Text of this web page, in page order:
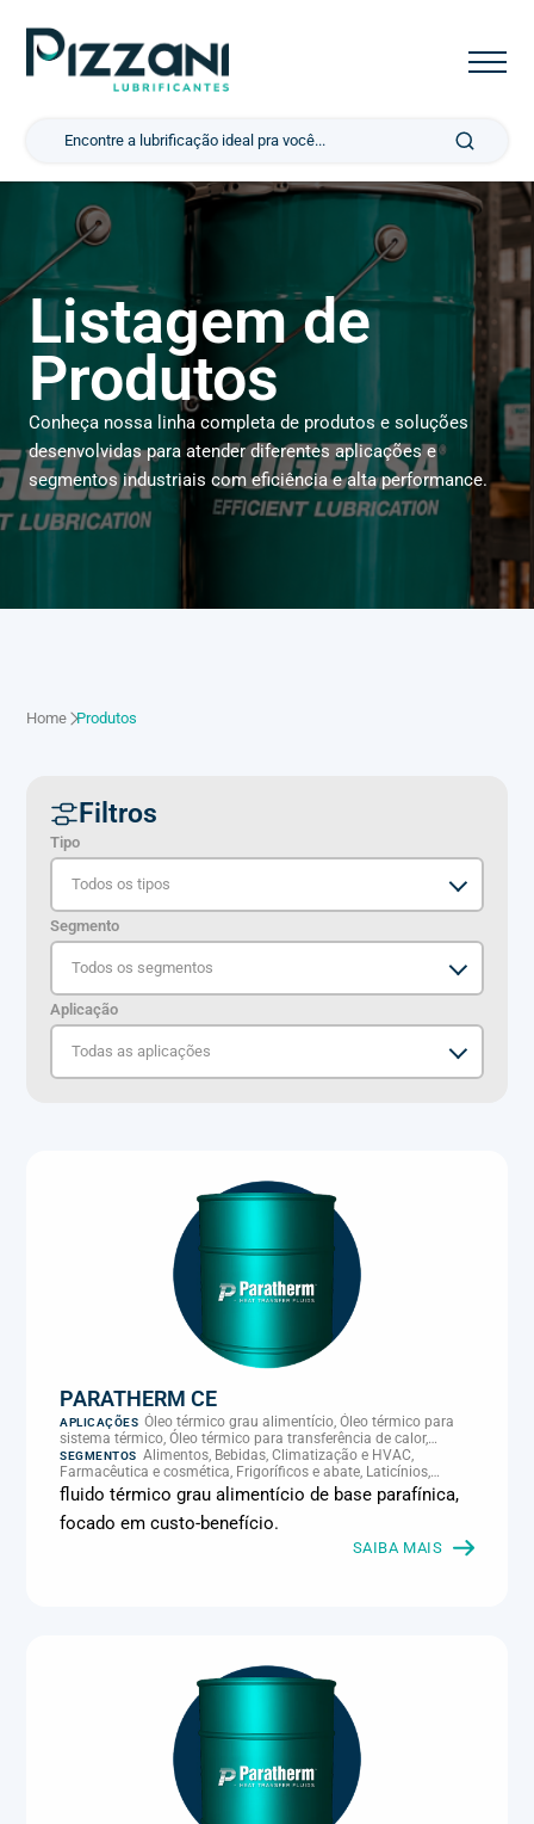
Listagem de
Produtos
Conheça nossa linha completa de produtos e soluções
desenvolvidas para atender diferentes aplicações e
segmentos industriais com eficiência e alta performance.
Home Produtos
Filtros
Tipo
Segmento
Aplicação
PARATHERM CE
APLICAÇÕES Óleo térmico grau alimentício, Óleo térmico para
sistema térmico, Óleo térmico para transferência de calor,
Transferência térmica
SEGMENTOS Alimentos, Bebidas, Climatização e HVAC,
Farmacêutica e cosmética, Frigoríficos e abate, Laticínios,
Panificação, Plásticos e borracha, Química e petroquímica,
Supermercados e refrigeração comercial
fluido térmico grau alimentício de base parafínica,
focado em custo-benefício.
SAIBA MAIS